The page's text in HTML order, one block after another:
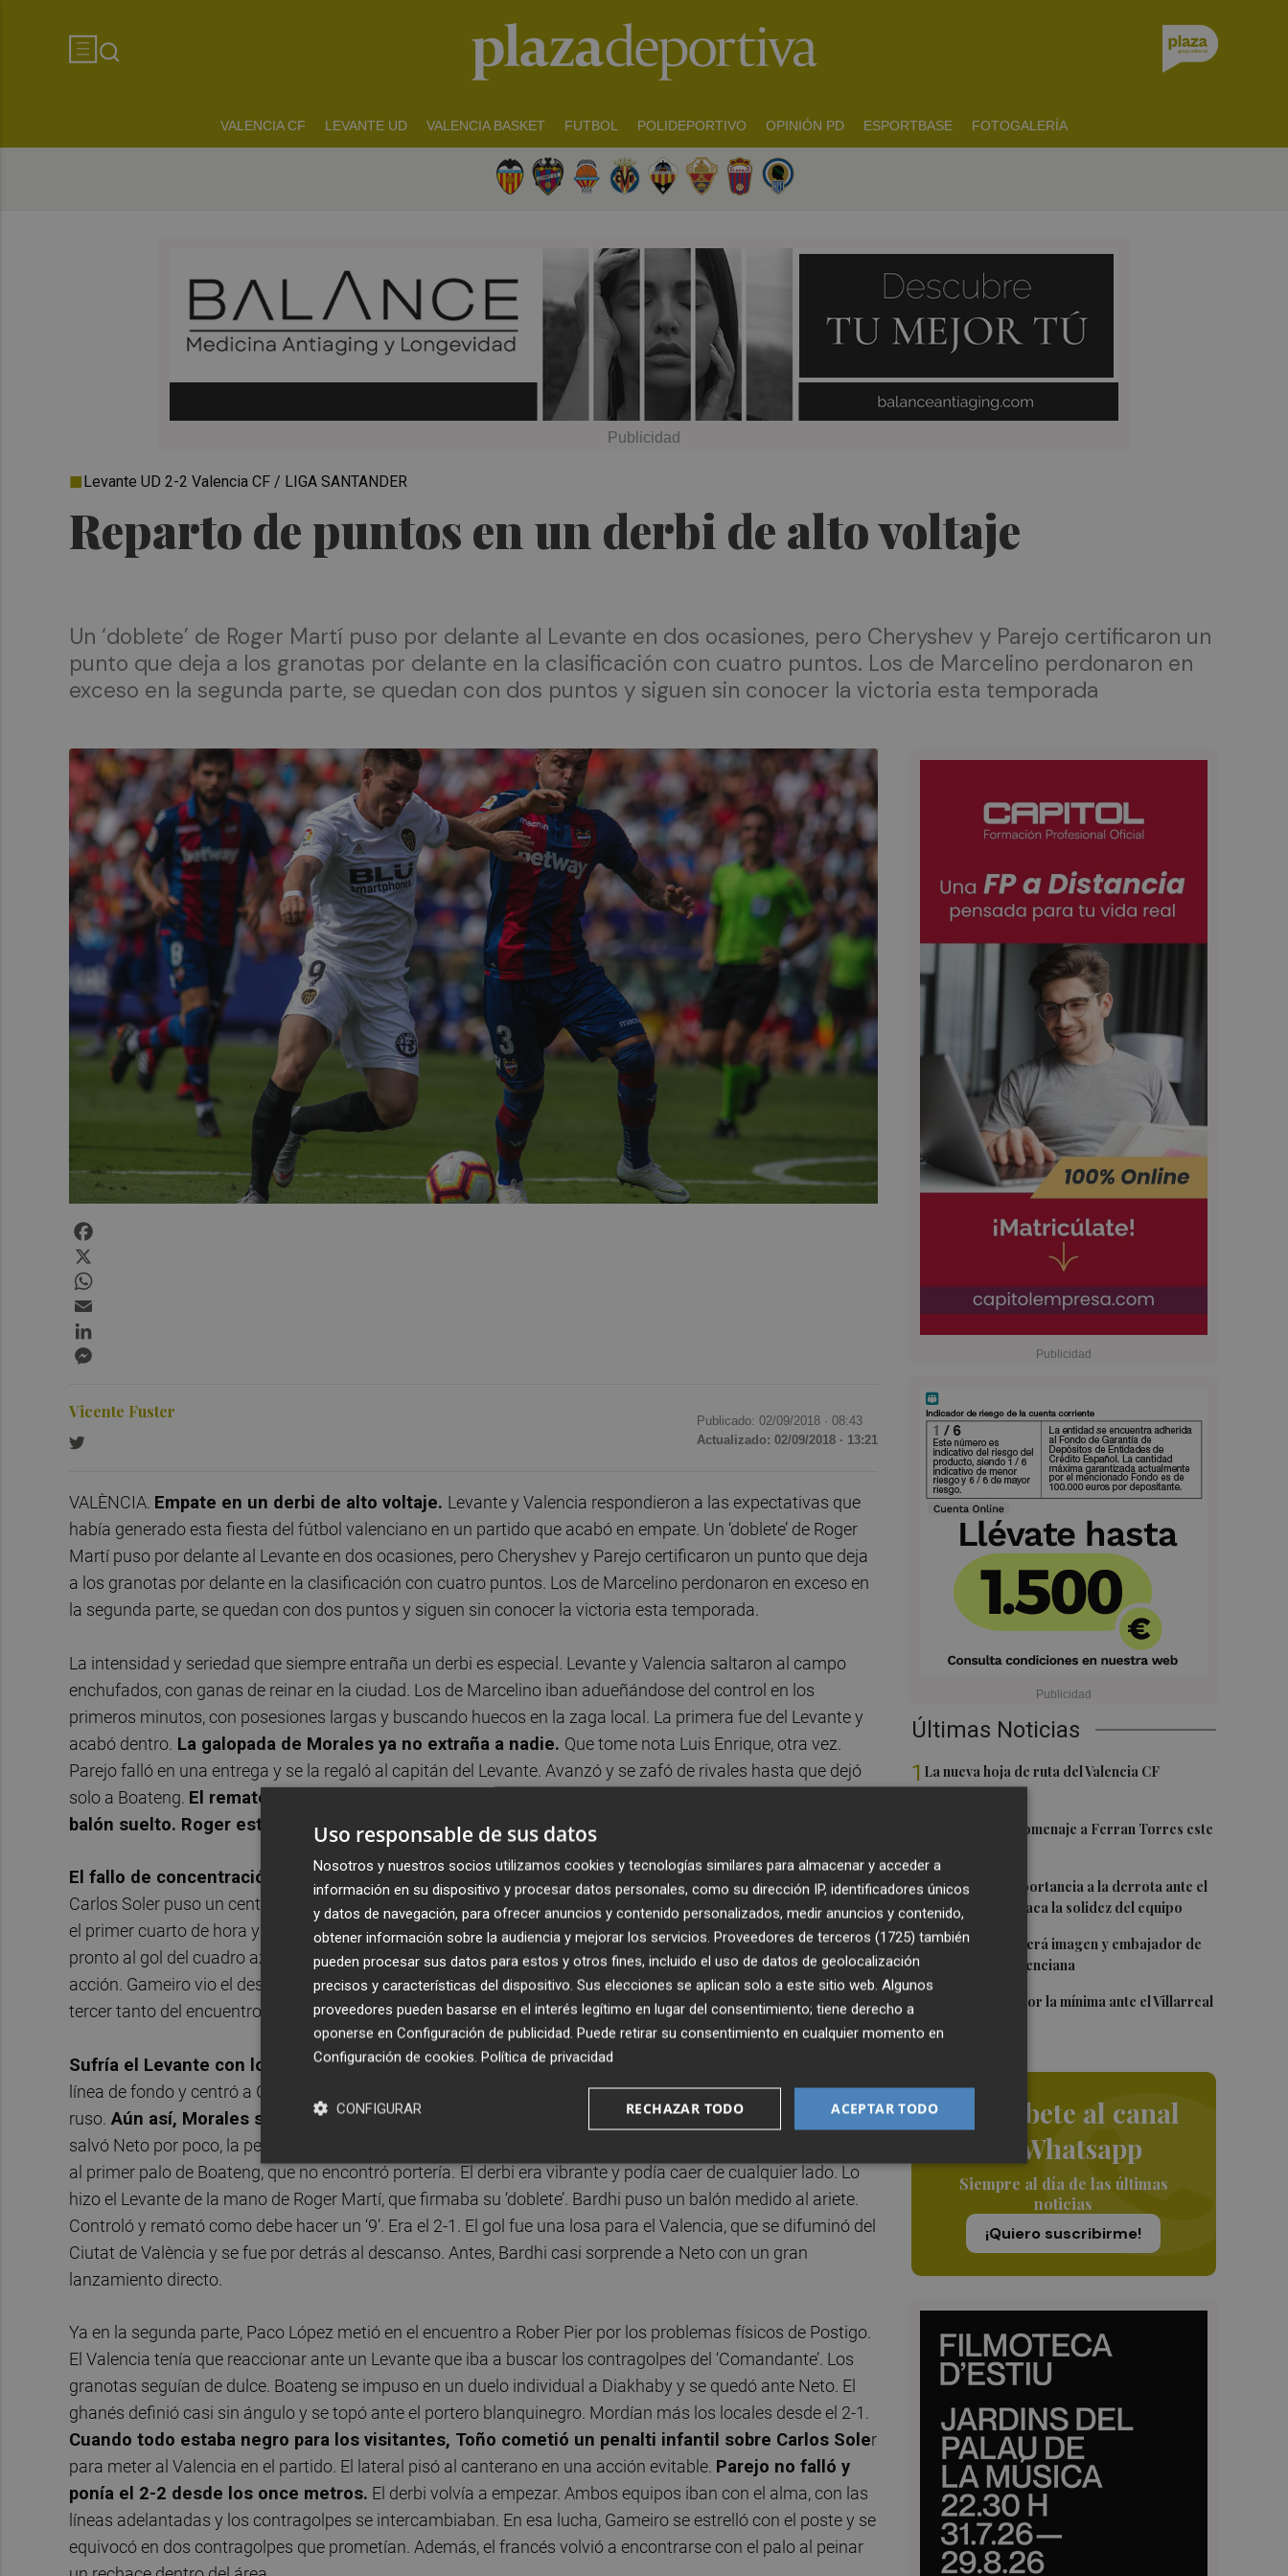
VALENCIA CF LEVANTE UD VALENCIA BASKET FUTBOL POLIDEPORTIVO OPINIÓN PD ESPORTBASE FOTOGALERÍA
Reparto de puntos en un derbi de alto voltaje
Levante UD 2-2 Valencia CF / LIGA SANTANDER
Un ‘doblete’ de Roger Martí puso por delante al Levante en dos ocasiones, pero Cheryshev y Parejo certificaron un
punto que deja a los granotas por delante en la clasificación con cuatro puntos. Los de Marcelino perdonaron en
exceso en la segunda parte, se quedan con dos puntos y siguen sin conocer la victoria esta temporada
Últimas Noticias
1 La nueva hoja de ruta del Valencia CF
Foios rendirá homenaje a Ferran Torres este
3 Sotelo resta importancia a la derrota ante el
Villarreal y destaca la solidez del equipo
4Ferran Torres será imagen y embajador de
la Comunitat Valenciana
5 El Levante cae por la mínima ante el Villarreal
Suscríbete al canal
de Whatsapp
Siempre al día de las últimas
noticias
¡Quiero suscribirme!
Vicente Fuster Publicado: 02/09/2018 · 08:43
Actualizado: 02/09/2018 · 13:21
VALÈNCIA. Empate en un derbi de alto voltaje. Levante y Valencia respondieron a las expectativas que
había generado esta fiesta del fútbol valenciano en un partido que acabó en empate. Un ‘doblete’ de Roger
Martí puso por delante al Levante en dos ocasiones, pero Cheryshev y Parejo certificaron un punto que deja
a los granotas por delante en la clasificación con cuatro puntos. Los de Marcelino perdonaron en exceso en
la segunda parte, se quedan con dos puntos y siguen sin conocer la victoria esta temporada.
La intensidad y seriedad que siempre entraña un derbi es especial. Levante y Valencia saltaron al campo
enchufados, con ganas de reinar en la ciudad. Los de Marcelino iban adueñándose del control en los
primeros minutos, con posesiones largas y buscando huecos en la zaga local. La primera fue del Levante y
acabó dentro. La galopada de Morales ya no extraña a nadie. Que tome nota Luis Enrique, otra vez.
Parejo falló en una entrega y se la regaló al capitán del Levante. Avanzó y se zafó de rivales hasta que dejó
solo a Boateng. El remate del delantero fue blando, pero Neto estuvo muy desafortunado y dejó el
balón suelto. Roger estuvo atento al rechace y puso el 1-0 en el marcador.
El fallo de concentración valencianista lo solventó Cheryshev.Los fichajes ya suman con goles.
Carlos Soler puso un centro perfecto para la entrada del ruso, que batió a Oier con un buen cabezazo. 1-1 en
el primer cuarto de hora y un derbi entretenido se vivía en Orriols. Salía airoso el Valencia respondiendo
pronto al gol del cuadro azulgrana. El Valencia estuvo a un paso de culminar la remontada en la siguiente
acción. Gameiro vio el desmarque de Rodrigo al segundo palo. El hispanobrasileño tocó con la cabeza y el
tercer tanto del encuentro no llegó por pocos centímetros.
Sufría el Levante con los centros laterales.El Valencia hacía daño por los costados. Cheryshev llegó a
línea de fondo y centró a Gameiro. El francés no conectó bien su disparo, llevaba mucha potencia el pase del
ruso. Aún así, Morales seguía a lo suyo.Recibió dentro del área y buscó la escuadra al segundo palo. Se
salvó Neto por poco, la pelota la ‘escupió’ el larguero. La respuesta del Levante se prolongó con un cabezazo
al primer palo de Boateng, que no encontró portería. El derbi era vibrante y podía caer de cualquier lado. Lo
hizo el Levante de la mano de Roger Martí, que firmaba su ‘doblete’. Bardhi puso un balón medido al ariete.
Controló y remató como debe hacer un ‘9’. Era el 2-1. El gol fue una losa para el Valencia, que se difuminó del
Ciutat de València y se fue por detrás al descanso. Antes, Bardhi casi sorprende a Neto con un gran
lanzamiento directo.
Ya en la segunda parte, Paco López metió en el encuentro a Rober Pier por los problemas físicos de Postigo.
El Valencia tenía que reaccionar ante un Levante que iba a buscar los contragolpes del ‘Comandante’. Los
granotas seguían de dulce. Boateng se impuso en un duelo individual a Diakhaby y se quedó ante Neto. El
ghanés definió casi sin ángulo y se topó ante el portero blanquinegro. Mordían más los locales desde el 2-1.
Cuando todo estaba negro para los visitantes, Toño cometió un penalti infantil sobre Carlos Soler
para meter al Valencia en el partido. El lateral pisó al canterano en una acción evitable. Parejo no falló y
ponía el 2-2 desde los once metros. El derbi volvía a empezar. Ambos equipos iban con el alma, con las
líneas adelantadas y los contragolpes se intercambiaban. En esa lucha, Gameiro se estrelló con el poste y se
equivocó en dos contragolpes que prometían. Además, el francés volvió a encontrarse con el palo al peinar
Uso responsable de sus datos
Nosotros y nuestros socios utilizamos cookies y tecnologías similares para almacenar y acceder a
información en su dispositivo y procesar datos personales, como su dirección IP, identificadores únicos
y datos de navegación, para ofrecer anuncios y contenido personalizados, medir anuncios y contenido,
obtener información sobre la audiencia y mejorar los servicios. Proveedores de terceros (1725) también
pueden procesar sus datos para estos y otros fines, incluido el uso de datos de geolocalización
precisos y características del dispositivo. Sus elecciones se aplican solo a este sitio web. Algunos
proveedores pueden basarse en el interés legítimo en lugar del consentimiento; tiene derecho a
oponerse en Configuración de publicidad. Puede retirar su consentimiento en cualquier momento en
Configuración de cookies. Política de privacidad
ACEPTAR TODO
RECHAZAR TODO
CONFIGURAR